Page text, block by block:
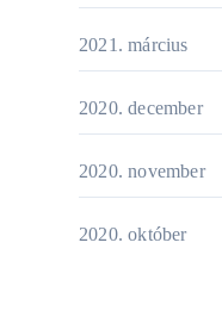
2021. március
2020. december
2020. november
2020. október